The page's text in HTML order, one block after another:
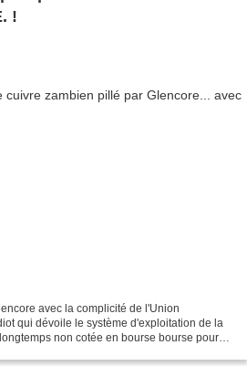
!
avec la complicité de l'Union
qui dévoile le système d'exploitation de la
non cotée en bourse bourse pour